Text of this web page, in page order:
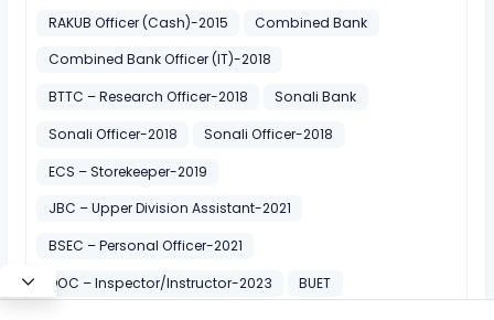
RAKUB Officer (Cash)-2015
Combined Bank
Combined Bank Officer (IT)-2018
BTTC – Research Officer-2018
Sonali Bank
Sonali Officer-2018
Sonali Officer-2018
ECS – Storekeeper-2019
JBC – Upper Division Assistant-2021
BSEC – Personal Officer-2021
DOC – Inspector/Instructor-2023
BUET